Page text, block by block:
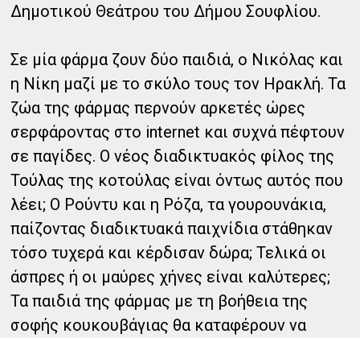
Δημοτικού Θεάτρου του Δήμου Σουφλίου.
Σε μία φάρμα ζουν δύο παιδιά, ο Νικόλας και
η Νίκη μαζί με το σκύλο τους τον Ηρακλή. Τα
ζώα της φάρμας περνούν αρκετές ώρες
σερφάροντας στο internet και συχνά πέφτουν
σε παγίδες. Ο νέος διαδικτυακός φίλος της
Τούλας της κοτούλας είναι όντως αυτός που
λέει; Ο Ρούντυ και η Ρόζα, τα γουρουνάκια,
παίζοντας διαδικτυακά παιχνίδια στάθηκαν
τόσο τυχερά και κέρδισαν δώρα; Τελικά οι
άσπρες ή οι μαύρες χήνες είναι καλύτερες;
Τα παιδιά της φάρμας με τη βοήθεια της
σοφής κουκουβάγιας θα καταφέρουν να